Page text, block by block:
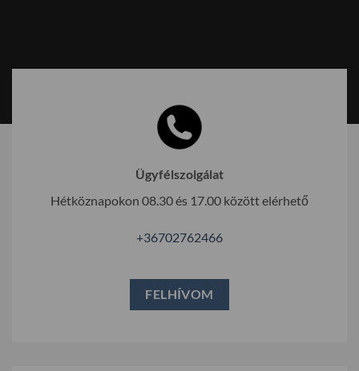
Ügyfélszolgálat
Hétköznapokon 08.30 és 17.00 között elérhető
+36702762466
FELHÍVOM